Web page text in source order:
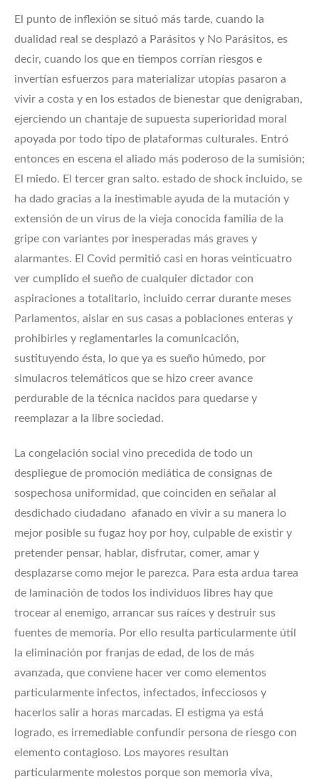
El punto de inflexión se situó más tarde, cuando la
dualidad real se desplazó a Parásitos y No Parásitos, es
decir, cuando los que en tiempos corrían riesgos e
invertían esfuerzos para materializar utopías pasaron a
vivir a costa y en los estados de bienestar que denigraban,
ejerciendo un chantaje de supuesta superioridad moral
apoyada por todo tipo de plataformas culturales. Entró
entonces en escena el aliado más poderoso de la sumisión;
El miedo. El tercer gran salto. estado de shock incluido, se
ha dado gracias a la inestimable ayuda de la mutación y
extensión de un virus de la vieja conocida familia de la
gripe con variantes por inesperadas más graves y
alarmantes. El Covid permitió casi en horas veinticuatro
ver cumplido el sueño de cualquier dictador con
aspiraciones a totalitario, incluido cerrar durante meses
Parlamentos, aislar en sus casas a poblaciones enteras y
prohibirles y reglamentarles la comunicación,
sustituyendo ésta, lo que ya es sueño húmedo, por
simulacros telemáticos que se hizo creer avance
perdurable de la técnica nacidos para quedarse y
reemplazar a la libre sociedad.
La congelación social vino precedida de todo un
despliegue de promoción mediática de consignas de
sospechosa uniformidad, que coinciden en señalar al
desdichado ciudadano afanado en vivir a su manera lo
mejor posible su fugaz hoy por hoy, culpable de existir y
pretender pensar, hablar, disfrutar, comer, amar y
desplazarse como mejor le parezca. Para esta ardua tarea
de laminación de todos los individuos libres hay que
trocear al enemigo, arrancar sus raíces y destruir sus
fuentes de memoria. Por ello resulta particularmente útil
la eliminación por franjas de edad, de los de más
avanzada, que conviene hacer ver como elementos
particularmente infectos, infectados, infecciosos y
hacerlos salir a horas marcadas. El estigma ya está
logrado, es irremediable confundir persona de riesgo con
elemento contagioso. Los mayores resultan
particularmente molestos porque son memoria viva,